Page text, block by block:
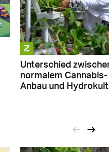
Z
Unterschied
normalem Cannabis-
Anbau und